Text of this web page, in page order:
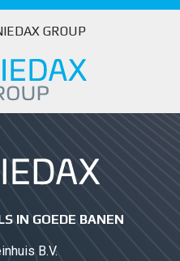
GROUP
IN GOEDE BANEN
B.V.